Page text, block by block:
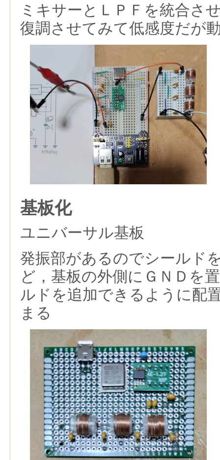
ミキサーとＬＰＦを統合さ
復調させてみて低感度だが
基板化
ユニバーサル基板
発振部があるのでシールド
ど，基板の外側にＧＮＤを
ルドを追加できるように配
まる